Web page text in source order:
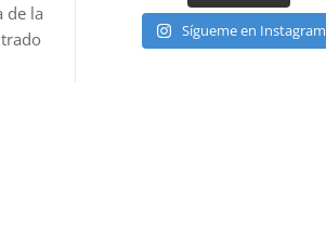
de la
Sígueme en Instagram